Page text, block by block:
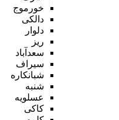
خورموج
دالکی
دلوار
ریز
سعدآباد
سیراف
شبانکاره
شنبه
عسلویه
کاکی